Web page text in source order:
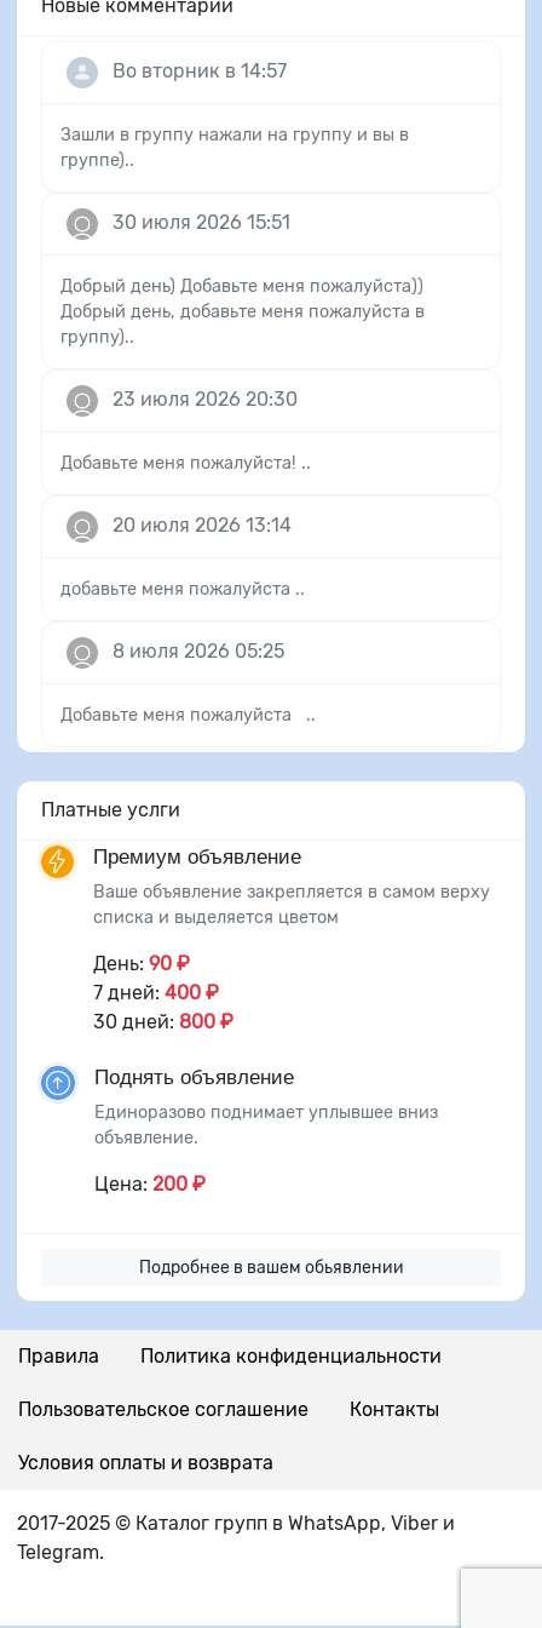
Новые комментарии
Во вторник в 14:57
Зашли в группу нажали на группу и вы в
группе)..
30 июля 2026 15:51
Добрый день) Добавьте меня пожалуйста))
Добрый день, добавьте меня пожалуйста в
группу)..
23 июля 2026 20:30
Добавьте меня пожалуйста! ..
20 июля 2026 13:14
добавьте меня пожалуйста ..
8 июля 2026 05:25
Добавьте меня пожалуйста ..
Платные услги
Премиум объявление
Ваше объявление закрепляется в самом верху
списка и выделяется цветом
День: 90 ₽
7 дней: 400 ₽
30 дней: 800 ₽
Поднять объявление
Единоразово поднимает уплывшее вниз
объявление.
Цена: 200 ₽
Подробнее в вашем обьявлении
Правила Политика конфиденциальности
Пользовательское соглашение Контакты
Условия оплаты и возврата
2017-2025 © Каталог групп в WhatsApp, Viber и
Telegram.